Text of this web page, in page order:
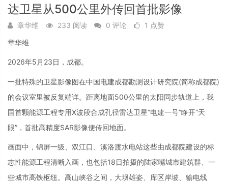
达卫星从500公里外传回首批影像
章华维 233 阅读 0 评论
1 点赞
章华维
2026年5月23日，成都。
一批特殊的卫星影像图在中国电建成都勘测设计研究院(简称成都院)
的会议室里被反复端详。距离地面500公里的太阳同步轨道上，我
国首颗能源工程专用X波段合成孔径雷达卫星“电建一号”睁开“天
眼”，首批高精度SAR影像便传回地面。
画面中，锦屏一级、双江口、溪洛渡水电站这些由成都院建设的标
志性能源工程清晰入画，也包括18日拍摄的陆家嘴城市建筑群、一
些城市高铁枢纽。高山峡谷之间，大坝雄姿、库区岸坡、输电线